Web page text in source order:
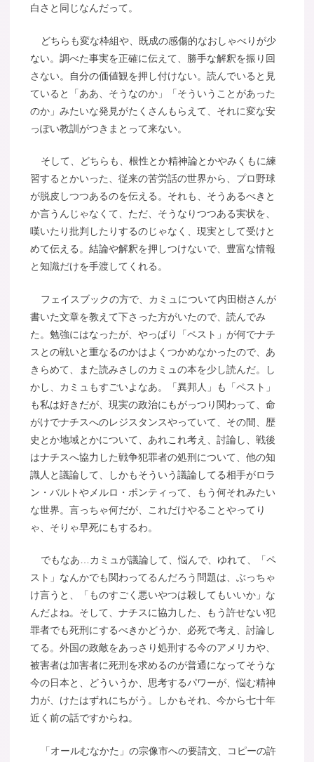
白さと同じなんだって。
どちらも変な枠組や、既成の感傷的なおしゃべりが少
ない。調べた事実を正確に伝えて、勝手な解釈を振り回
さない。自分の価値観を押し付けない。読んでいると見
ていると「ああ、そうなのか」「そういうことがあった
のか」みたいな発見がたくさんもらえて、それに変な安
っぽい教訓がつきまとって来ない。
そして、どちらも、根性とか精神論とかやみくもに練
習するとかいった、従来の苦労話の世界から、プロ野球
が脱皮しつつあるのを伝える。それも、そうあるべきと
か言うんじゃなくて、ただ、そうなりつつある実状を、
嘆いたり批判したりするのじゃなく、現実として受けと
めて伝える。結論や解釈を押しつけないで、豊富な情報
と知識だけを手渡してくれる。
フェイスブックの方で、カミュについて内田樹さんが
書いた文章を教えて下さった方がいたので、読んでみ
た。勉強にはなったが、やっぱり「ペスト」が何でナチ
スとの戦いと重なるのかはよくつかめなかったので、あ
きらめて、また読みさしのカミュの本を少し読んだ。し
かし、カミュもすごいよなあ。「異邦人」も「ペスト」
も私は好きだが、現実の政治にもがっつり関わって、命
がけでナチスへのレジスタンスやっていて、その間、歴
史とか地域とかについて、あれこれ考え、討論し、戦後
はナチスへ協力した戦争犯罪者の処刑について、他の知
識人と議論して、しかもそういう議論してる相手がロラ
ン・バルトやメルロ・ポンティって、もう何それみたい
な世界。言っちゃ何だが、これだけやることやってり
ゃ、そりゃ早死にもするわ。
でもなあ…カミュが議論して、悩んで、ゆれて、「ペ
スト」なんかでも関わってるんだろう問題は、ぶっちゃ
け言うと、「ものすごく悪いやつは殺してもいいか」な
んだよね。そして、ナチスに協力した、もう許せない犯
罪者でも死刑にするべきかどうか、必死で考え、討論し
てる。外国の政敵をあっさり処刑する今のアメリカや、
被害者は加害者に死刑を求めるのが普通になってそうな
今の日本と、どういうか、思考するパワーが、悩む精神
力が、けたはずれにちがう。しかもそれ、今から七十年
近く前の話ですからね。
「オールむなかた」の宗像市への要請文、コピーの許